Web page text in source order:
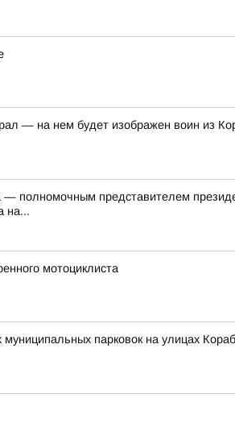
— на нем будет изображен воин из
— полномочным представителем
на...
мотоциклиста
парковок на улицах